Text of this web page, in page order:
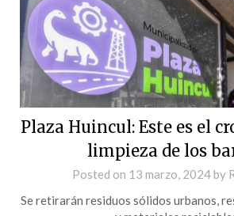
Plaza Huincul: Este es el
limpieza de los
Posted on 13 marzo, 2024by
Se retirarán residuos sólidos urbanos,